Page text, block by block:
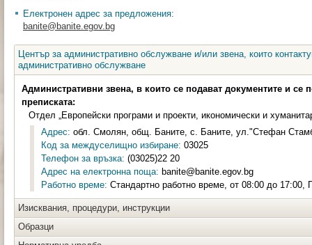
Електронен адрес за предложения:
banite@banite.egov.bg
Център за административно обслужване и/или звена, които
административно обслужване
Административни звена, в които се подават документите и се
преписката:
Отдел „Европейски програми и проекти, икономически и
Адрес: обл. Смолян, общ. Баните, с. Баните, ул."Стефан
Код за междуселищно избиране: 03025
Телефон за връзка: (03025)22 20
Адрес на електронна поща: banite@banite.egov.bg
Работно време: Стандартно работно време, от 08:00 до 17:00,
Изисквания, процедури, инструкции
Образци